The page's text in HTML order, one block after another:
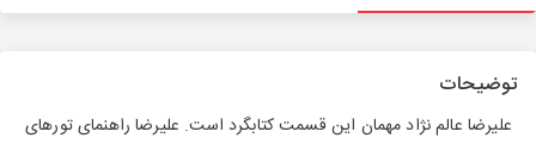
توضیحات
علیرضا عالم نژاد مهمان این قسمت کتابگرد است. علیرضا راهنمای تورهای